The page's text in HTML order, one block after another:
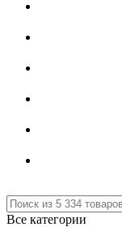
Все категории